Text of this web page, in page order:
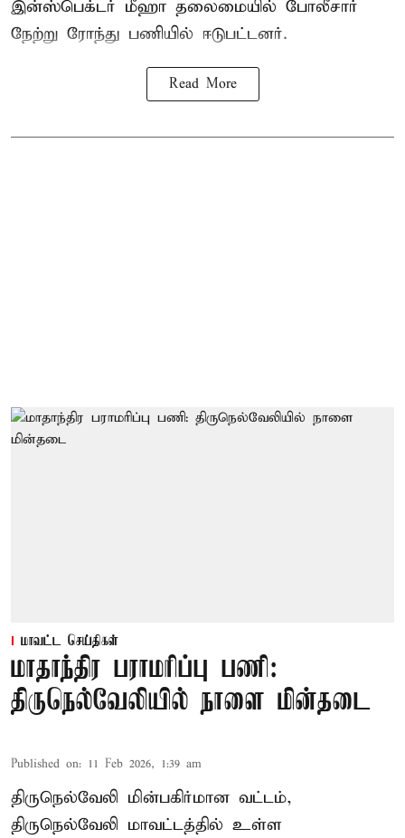
இன்ஸ்பெக்டர் மீஹா தலைமையில் போலீசார்
நேற்று ரோந்து பணியில் ஈடுபட்டனர்.
Read More
மாவட்ட செய்திகள்
மாதாந்திர பராமரிப்பு பணி:
திருநெல்வேலியில் நாளை மின்தடை
Published on: 11 Feb 2026, 1:39 am
திருநெல்வேலி மின்பகிர்மான வட்டம்,
திருநெல்வேலி மாவட்டத்தில் உள்ள